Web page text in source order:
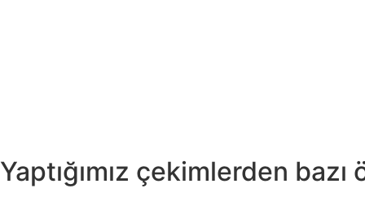
Yaptığımız çekimlerden bazı